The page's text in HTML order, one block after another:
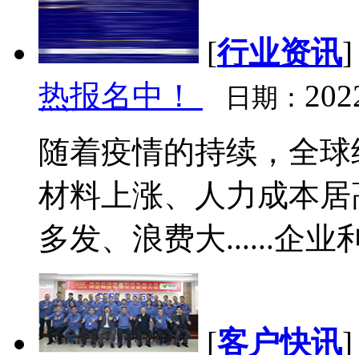
[行业资讯
热报名中！
日期：
随着疫情的持续，全
材料上涨、人力成本
多发、浪费大......企业
[客户快讯